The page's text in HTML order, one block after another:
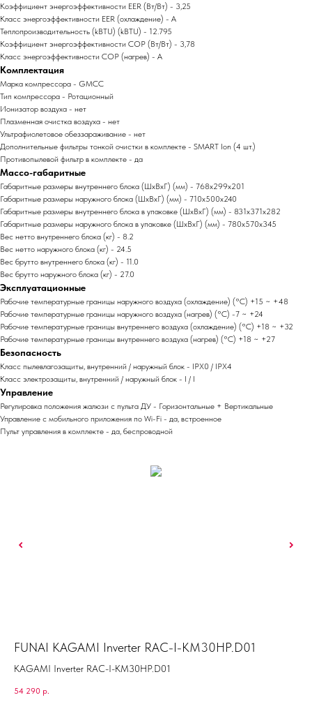
Коэффициент энергоэффективности EER (Вт/Вт) - 3,25
Класс энергоэффективности EER (охлаждение) - A
Теплопроизводительность (kBTU) (kBTU) - 12.795
Коэффициент энергоэффективности COP (Вт/Вт) - 3,78
Класс энергоэффективности COP (нагрев) - A
Комплектация
Марка компрессора - GMCC
Тип компрессора - Ротационный
Ионизатор воздуха - нет
Плазменная очистка воздуха - нет
Ультрафиолетовое обеззараживание - нет
Дополнительные фильтры тонкой очистки в комплекте - SMART Ion (4 шт.)
Противопылевой фильтр в комплекте - да
Массо-габаритные
Габаритные размеры внутреннего блока (ШxВxГ) (мм) - 768x299x201
Габаритные размеры наружного блока (ШxВxГ) (мм) - 710x500x240
Габаритные размеры внутреннего блока в упаковке (ШxВxГ) (мм) - 831x371x282
Габаритные размеры наружного блока в упаковке (ШxВxГ) (мм) - 780x570x345
Вес нетто внутреннего блока (кг) - 8.2
Вес нетто наружного блока (кг) - 24.5
Вес брутто внутреннего блока (кг) - 11.0
Вес брутто наружного блока (кг) - 27.0
Эксплуатационные
Рабочие температурные границы наружного воздуха (охлаждение) (°C) +15 ~ +48
Рабочие температурные границы наружного воздуха (нагрев) (°C) -7 ~ +24
Рабочие температурные границы внутреннего воздуха (охлаждение) (°C) +18 ~ +32
Рабочие температурные границы внутреннего воздуха (нагрев) (°C) +18 ~ +27
Безопасность
Класс пылевлагозащиты, внутренний / наружный блок - IPX0 / IPX4
Класс электрозащиты, внутренний / наружный блок - I / I
Управление
Регулировка положения жалюзи с пульта ДУ - Горизонтальные + Вертикальные
Управление c мобильного приложения по Wi-Fi - да, встроенное
Пульт управления в комплекте - да, беспроводной
FUNAI KAGAMI Inverter RAC-I-KM30HP.D01
KAGAMI Inverter RAC-I-KM30HP.D01
54 290 р.